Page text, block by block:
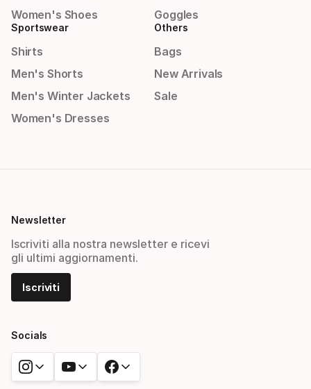
Women's Shoes
Goggles
Sportswear
Shirts
Men's Shorts
Men's Winter Jackets
Women's Dresses
Others
Bags
New Arrivals
Sale
Newsletter
Iscriviti alla nostra newsletter e ricevi
gli ultimi aggiornamenti.
Iscriviti
Socials